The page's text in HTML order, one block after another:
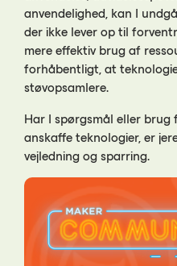
anvendelighed, kan I
der ikke lever op til
mere effektiv brug af
forhåbentligt, at
støvopsamlere.
Har I spørgsmål eller
anskaffe teknologier, er
vejledning og sparring.